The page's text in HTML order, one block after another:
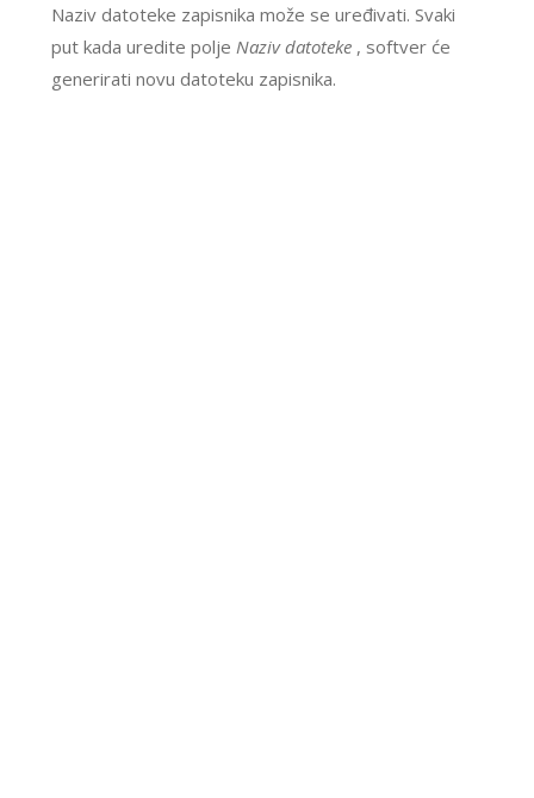
Naziv datoteke zapisnika može se uređivati. Svaki
put kada uredite poljeNaziv datoteke , softver će
generirati novu datoteku zapisnika.